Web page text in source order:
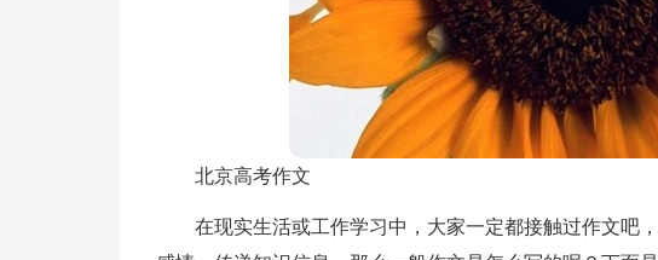
北京高考作文
在现实生活或工作学习中，大家一定都接触过作文吧